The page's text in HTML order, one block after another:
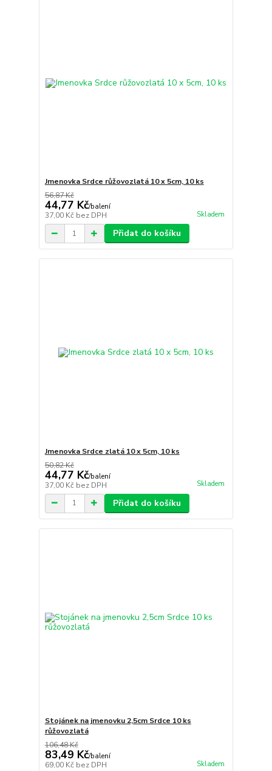
Jmenovka Srdce růžovozlatá 10 x 5cm, 10 ks
56,87 Kč
44,77 Kč/balení
37,00 Kč bez DPH Skladem
Přidat do košíku
Jmenovka Srdce zlatá 10 x 5cm, 10 ks
50,82 Kč
44,77 Kč/balení
37,00 Kč bez DPH Skladem
Přidat do košíku
Stojánek na jmenovku 2,5cm Srdce 10 ks
růžovozlatá
106,48 Kč
83,49 Kč/balení
69,00 Kč bez DPH Skladem